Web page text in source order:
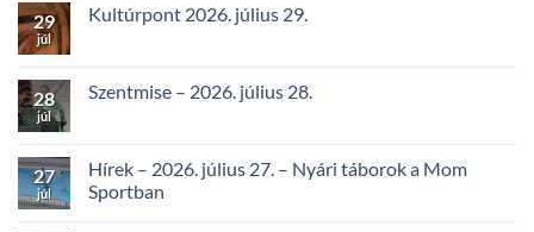
29
júl
Kultúrpont 2026. július 29.
28
júl
Szentmise – 2026. július 28.
27
júl
Hírek – 2026. július 27. – Nyári táborok a Mom
Sportban